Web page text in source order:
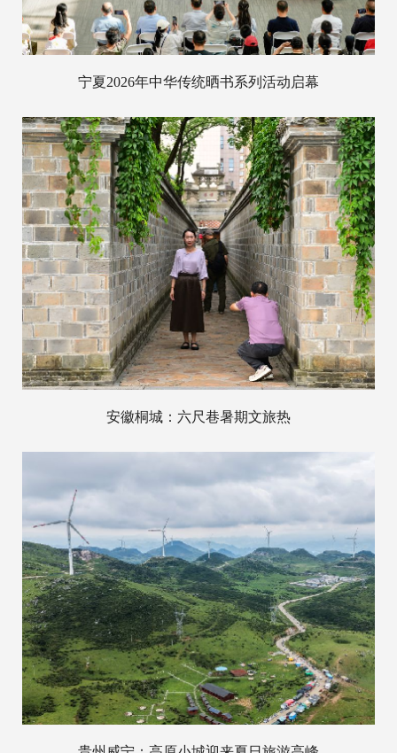
宁夏2026年中华传统晒书系列活动启幕
安徽桐城：六尺巷暑期文旅热